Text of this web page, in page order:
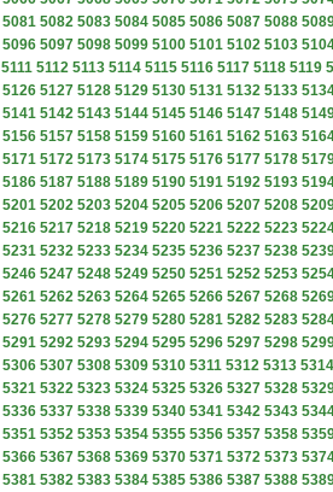
5081 5082 5083 5084 5085 5086 5087 5088
5096 5097 5098 5099 5100 5101 5102 5103
5111 5112 5113 5114 5115 5116 5117 5118 5119
5126 5127 5128 5129 5130 5131 5132 5133
5141 5142 5143 5144 5145 5146 5147 5148
5156 5157 5158 5159 5160 5161 5162 5163
5171 5172 5173 5174 5175 5176 5177 5178
5186 5187 5188 5189 5190 5191 5192 5193
5201 5202 5203 5204 5205 5206 5207 5208
5216 5217 5218 5219 5220 5221 5222 5223
5231 5232 5233 5234 5235 5236 5237 5238
5246 5247 5248 5249 5250 5251 5252 5253
5261 5262 5263 5264 5265 5266 5267 5268
5276 5277 5278 5279 5280 5281 5282 5283
5291 5292 5293 5294 5295 5296 5297 5298
5306 5307 5308 5309 5310 5311 5312 5313 5314
5321 5322 5323 5324 5325 5326 5327 5328
5336 5337 5338 5339 5340 5341 5342 5343
5351 5352 5353 5354 5355 5356 5357 5358
5366 5367 5368 5369 5370 5371 5372 5373
5381 5382 5383 5384 5385 5386 5387 5388